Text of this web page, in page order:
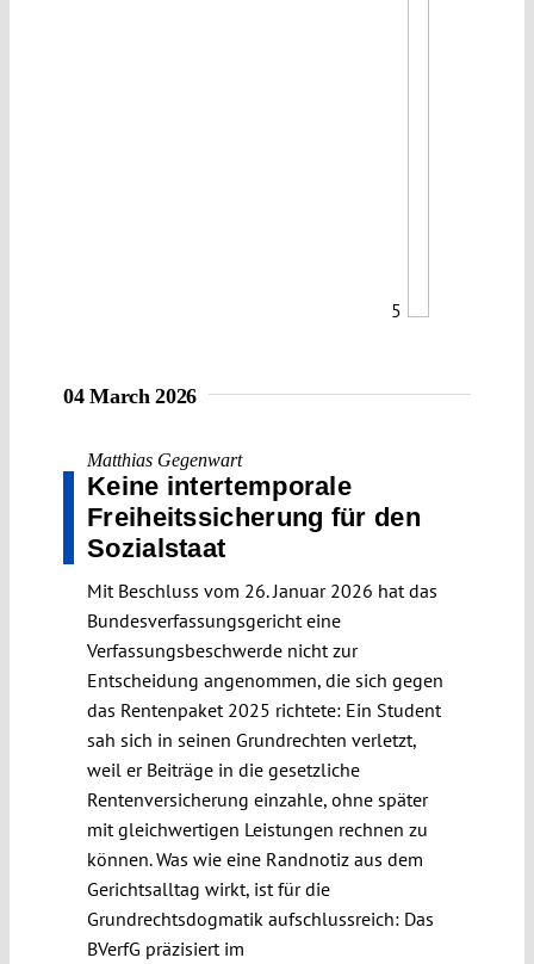
5
04 March 2026
Matthias Gegenwart
Keine intertemporale
Freiheitssicherung für den
Sozialstaat
Mit Beschluss vom 26. Januar 2026 hat das
Bundesverfassungsgericht eine
Verfassungsbeschwerde nicht zur
Entscheidung angenommen, die sich gegen
das Rentenpaket 2025 richtete: Ein Student
sah sich in seinen Grundrechten verletzt,
weil er Beiträge in die gesetzliche
Rentenversicherung einzahle, ohne später
mit gleichwertigen Leistungen rechnen zu
können. Was wie eine Randnotiz aus dem
Gerichtsalltag wirkt, ist für die
Grundrechtsdogmatik aufschlussreich: Das
BVerfG präzisiert im